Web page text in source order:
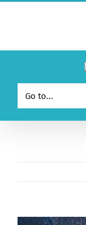
Go to...